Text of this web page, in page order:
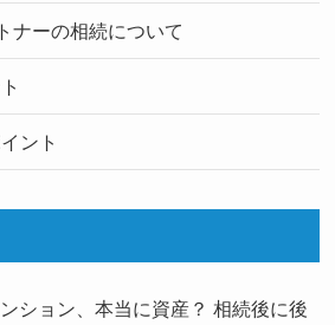
ナーの相続について
ント
ション、本当に資産？ 相続後に後